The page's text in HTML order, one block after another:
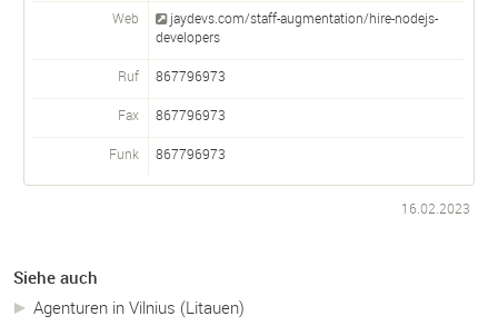
Web
jaydevs.com/staff-augmentation/hire-nodejs-
developers
Ruf 867796973
Fax 867796973
Funk 867796973
16.02.2023
Siehe auch
Agenturen in Vilnius (Litauen)